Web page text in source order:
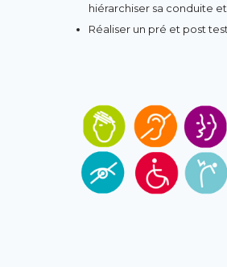
hiérarchiser sa conduite
Réaliser un pré et post